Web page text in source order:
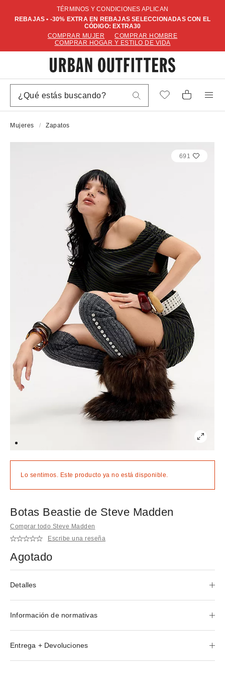
TÉRMINOS Y CONDICIONES APLICAN
REBAJAS • -30% EXTRA EN REBAJAS SELECCIONADAS CON EL
CÓDIGO: EXTRA30
COMPRAR MUJER
COMPRAR HOMBRE
COMPRAR HOGAR Y ESTILO DE VIDA
Mujeres Zapatos
691
Lo sentimos. Este producto ya no está disponible.
Botas Beastie de Steve Madden
Comprar todo Steve Madden
Escribe una reseña
Agotado
Detalles
Información de normativas
Entrega + Devoluciones